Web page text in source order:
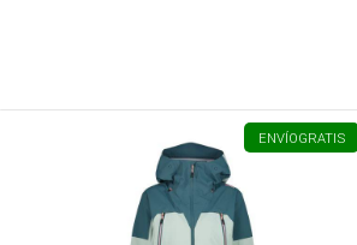
ENVÍOGRATIS